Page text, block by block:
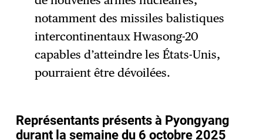
notamment des missiles balistiques
intercontinentaux Hwasong-20
capables d’atteindre les États-Unis,
pourraient être dévoilées.